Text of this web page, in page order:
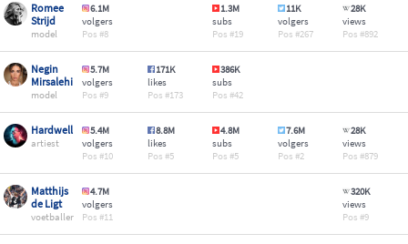
Romee
Strijd
model
6.1M
volgers
8
1.3M
subs
19
11K
volgers
267
28K
views
892
Negin
Mirsalehi
model
5.7M
volgers
9
171K
likes
173
386K
subs
42
Hardwell
artiest
5.4M
volgers
10
8.8M
likes
5
4.8M
subs
5
7.6M
volgers
2
28K
views
879
Matthijs
de Ligt
voetballer
4.7M
volgers
11
320K
views
9